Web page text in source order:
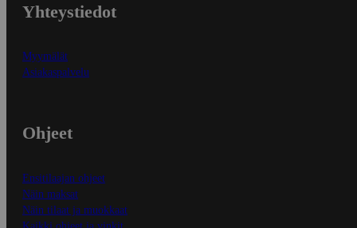
Yhteystiedot
Myymälät
Asiakaspalvelu
Ohjeet
Ensitilaajan ohjeet
Näin maksat
Näin tilaat ja muokkaat